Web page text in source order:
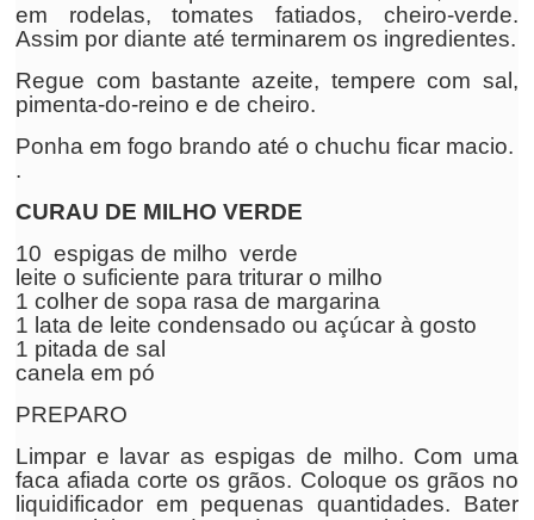
em rodelas, tomates fatiados, cheiro-verde.
Assim por diante até terminarem os ingredientes.
Regue com bastante azeite, tempere com sal,
pimenta-do-reino e de cheiro.
Ponha em fogo brando até o chuchu ficar macio.
.
CURAU DE MILHO VERDE
10 espigas de milho verde
leite o suficiente para triturar o milho
1 colher de sopa rasa de margarina
1 lata de leite condensado ou açúcar à gosto
1 pitada de sal
canela em pó
PREPARO
Limpar e lavar as espigas de milho. Com uma
faca afiada corte os grãos. Coloque os grãos no
liquidificador em pequenas quantidades. Bater